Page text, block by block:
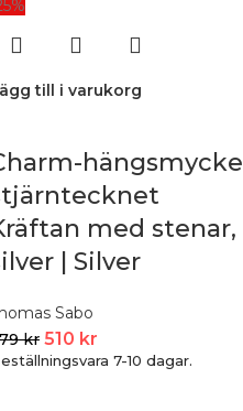
till i varukorg
hängsmycke
med stenar,
| Silver
Sabo
kr 510 kr
7-10 dagar.